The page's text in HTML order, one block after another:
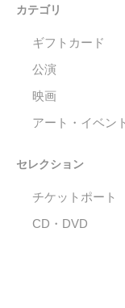
カテゴリ
ギフトカード
公演
映画
アート・イベント
セレクション
チケットポート
CD・DVD